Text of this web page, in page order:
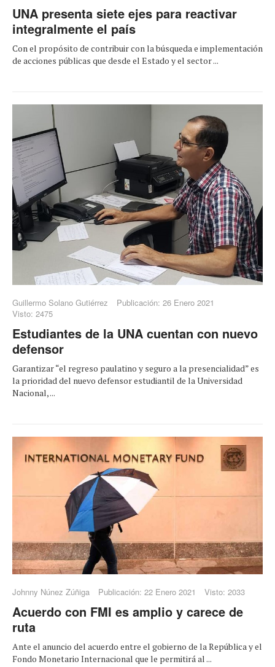
UNA presenta siete ejes para reactivar
integralmente el país
Con el propósito de contribuir con la búsqueda e implementación
de acciones públicas que desde el Estado y el sector ...
Guillermo Solano Gutiérrez
Publicación: 26 Enero 2021
Visto: 2475
Estudiantes de la UNA cuentan con nuevo
defensor
Garantizar “el regreso paulatino y seguro a la presencialidad” es
la prioridad del nuevo defensor estudiantil de la Universidad
Nacional, ...
Johnny Núnez Zúñiga Publicación: 22 Enero 2021 Visto: 2033
Acuerdo con FMI es amplio y carece de
ruta
Ante el anuncio del acuerdo entre el gobierno de la República y el
Fondo Monetario Internacional que le permitirá al ...